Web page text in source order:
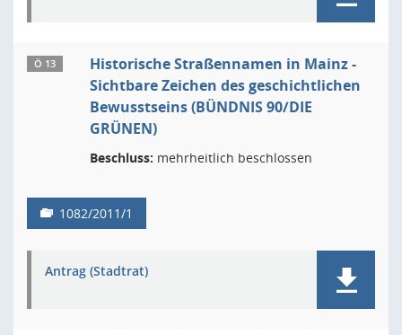
Ö 13
Historische Straßennamen in Mainz -
Sichtbare Zeichen des geschichtlichen
Bewusstseins (BÜNDNIS 90/DIE
GRÜNEN)
Beschluss: mehrheitlich beschlossen
1082/2011/1
Antrag (Stadtrat)